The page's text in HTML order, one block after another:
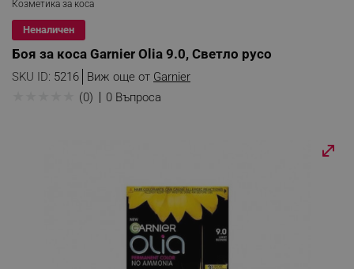
Козметика за коса
Неналичен
Боя за коса Garnier Olia 9.0, Светло русo
SKU ID: 5216 Виж още от Garnier
(0) 0 Въпроса